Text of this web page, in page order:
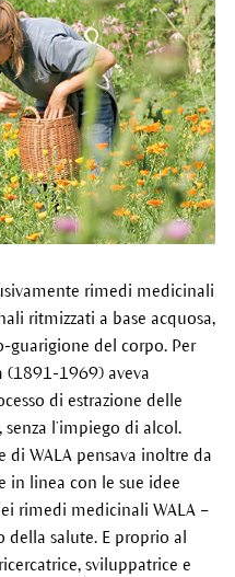
rimedi medicinali
ritmizzati a base acquosa,
guarigione del corpo. Per
(1891-1969) aveva
di estrazione delle
l’impiego di alcol.
WALA pensava inoltre da
in linea con le sue idee
rimedi medicinali WALA –
salute. E proprio al
sviluppatrice e